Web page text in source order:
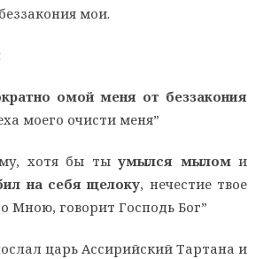
беззакония мои.
омой меня от беззакония
моего очисти меня”
хотя бы тыумылся мыломи
на себя щелоку, нечестие твое
Мною, говорит Господь Бог”
царь Ассирийский Тартана и